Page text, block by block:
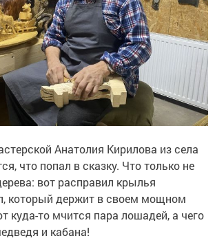
Анатолия Кирилова из села
что попал в сказку. Что только не
вот расправил крылья
который держит в своем мощном
куда-то мчится пара лошадей, а чего
и кабана!